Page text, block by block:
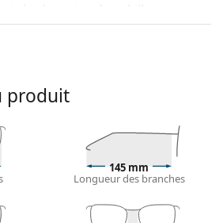
des lunettes de soleil pour
avec ces lunettes de
la monture s'accorde
tous les types de teint et des
châtains clairs ou noirs.
ayant une forme de visage
produit
145 mm
Longueur des branches